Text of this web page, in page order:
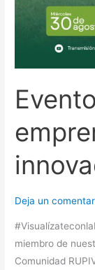
Deja un
miembro de
Comunidad